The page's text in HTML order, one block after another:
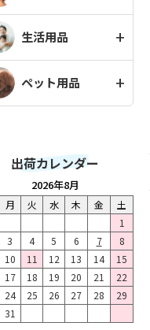
生活用品
ペット用品
出荷カレンダー
2026年8月
月 火 水 木 金
土
1
3 4 5 6 7
8
10 11 12 13 14
15
17 18 19 20 21
22
24 25 26 27 28
29
31